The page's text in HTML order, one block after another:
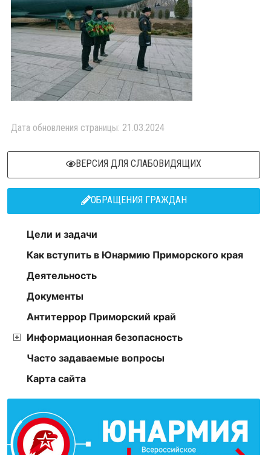
Дата обновления страницы: 21.03.2024
ВЕРСИЯ ДЛЯ СЛАБОВИДЯЩИХ
ОБРАЩЕНИЯ ГРАЖДАН
Цели и задачи
Как вступить в Юнармию Приморского края
Деятельность
Документы
Антитеррор Приморский край
Информационная безопасность
Часто задаваемые вопросы
Карта сайта